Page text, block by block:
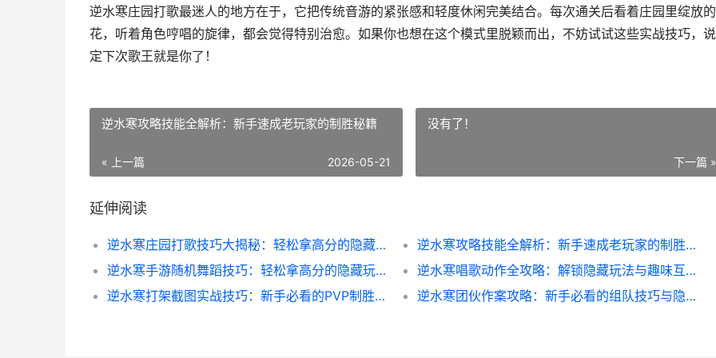
逆水寒庄园打歌最迷人的地方在于，它把传统音游的紧张感和轻度休闲完美结合。每次通关后看着庄园里绽放
花，听着角色哼唱的旋律，都会觉得特别治愈。如果你也想在这个模式里脱颖而出，不妨试试这些实战技巧，
定下次歌王就是你了！
逆水寒攻略技能全解析：新手速成老玩家的制胜秘籍
« 上一篇 2026-05-21
没有了！
下一篇 »
延伸阅读
逆水寒庄园打歌技巧大揭秘：轻松拿高分的隐藏玩法
逆水寒攻略技能全解析：新手速成老玩家的制胜秘籍
逆水寒手游随机舞蹈技巧：轻松拿高分的隐藏玩法
逆水寒唱歌动作全攻略：解锁隐藏玩法与趣味互动
逆水寒打架截图实战技巧：新手必看的PVP制胜秘籍
逆水寒团伙作案攻略：新手必看的组队技巧与隐藏任务